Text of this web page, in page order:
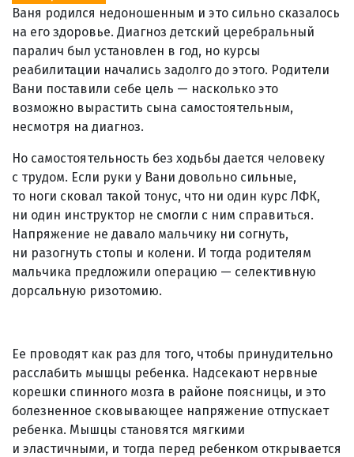
Ваня родился недоношенным и это сильно сказалось
на его здоровье. Диагноз детский церебральный
паралич был установлен в год, но курсы
реабилитации начались задолго до этого. Родители
Вани поставили себе цель — насколько это
возможно вырастить сына самостоятельным,
несмотря на диагноз.
Но самостоятельность без ходьбы дается человеку
с трудом. Если руки у Вани довольно сильные,
то ноги сковал такой тонус, что ни один курс ЛФК,
ни один инструктор не смогли с ним справиться.
Напряжение не давало мальчику ни согнуть,
ни разогнуть стопы и колени. И тогда родителям
мальчика предложили операцию — селективную
дорсальную ризотомию.
Ее проводят как раз для того, чтобы принудительно
расслабить мышцы ребенка. Надсекают нервные
корешки спинного мозга в районе поясницы, и это
болезненное сковывающее напряжение отпускает
ребенка. Мышцы становятся мягкими
и эластичными, и тогда перед ребенком открывается